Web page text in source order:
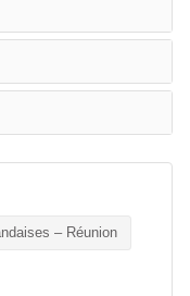
– Réunion